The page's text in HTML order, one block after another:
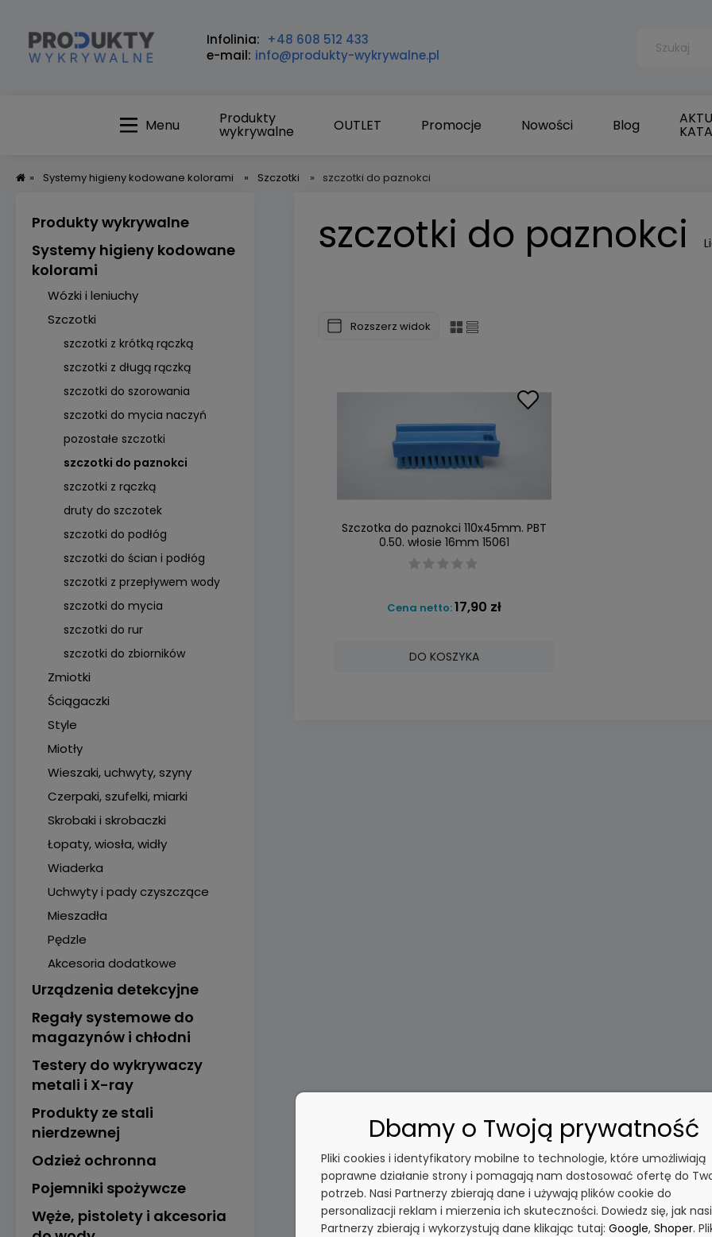
Infolinia: +48 608 512 433
e-mail: info@produkty-wykrywalne.pl
Menu Produkty
wykrywalne OUTLET Promocje Nowości Blog
» Systemy higieny kodowane kolorami » Szczotki » szczotki do paznokci
Produkty wykrywalne
Systemy higieny kodowane
kolorami
Wózki i leniuchy
Szczotki
szczotki z krótką rączką
szczotki z długą rączką
szczotki do szorowania
szczotki do mycia naczyń
pozostałe szczotki
szczotki do paznokci
szczotki z rączką
druty do szczotek
szczotki do podłóg
szczotki do ścian i podłóg
szczotki z przepływem wody
szczotki do mycia
szczotki do rur
szczotki do zbiorników
Zmiotki
Ściągaczki
Style
Miotły
Wieszaki, uchwyty, szyny
Czerpaki, szufelki, miarki
Skrobaki i skrobaczki
Łopaty, wiosła, widły
Wiaderka
Uchwyty i pady czyszczące
Mieszadła
Pędzle
Akcesoria dodatkowe
Urządzenia detekcyjne
Regały systemowe do
magazynów i chłodni
Testery do wykrywaczy
metali i X-ray
Produkty ze stali
nierdzewnej
Odzież ochronna
Pojemniki spożywcze
Węże, pistolety i akcesoria
szczotki do paznokci
Rozszerz widok
Szczotka do paznokci 110x45mm. PBT
0.50. włosie 16mm 15061
Cena netto:17,90 zł
DO KOSZYKA
Dbamy o Twoją prywatność
Pliki cookies i identyfikatory mobilne to technologie, które umożliwiają
poprawne działanie strony i pomagają nam dostosować ofertę do
potrzeb. Nasi Partnerzy zbierają dane i używają plików cookie do
personalizacji reklam i mierzenia ich skuteczności. Dowiedz się, jak nasi
Partnerzy zbierają i wykorzystują dane klikając tutaj: Google, Shoper.